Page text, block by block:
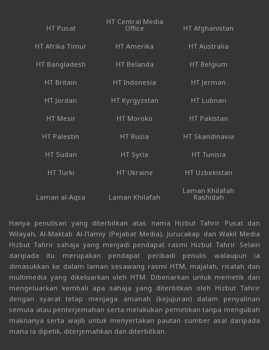
HT Pusat
HT Central Media
Office
HT Afghanistan
HT Afrika Timur
HT Amerika
HT Australia
HT Bangladesh
HT Belanda
HT Belgium
HT Britain
HT Indonesia
HT Jerman
HT Jordan
HT Kyrgyzstan
HT Lubnan
HT Mesir
HT Moroko
HT Pakistan
HT Palestin
HT Rusia
HT Skandinavia
HT Sudan
HT Syria
HT Tunisia
HT Turki
HT Ukraine HT Uzbekistan
Laman al-Aqsa Laman Khilafah
Laman Khilafah
Rashidah
Hanya penulisan yang diterbitkan atas nama Hizbut Tahrir Pusat dan
Wilayah, Al-Maktab Al-I'lamiy (Pejabat Media), Jurucakap dan Wakil Media
Hizbut Tahrir sahaja yang menjadi pendapat rasmi Hizbut Tahrir. Selain
daripada itu merupakan pendapat peribadi penulis walaupun ia
dimasukkan ke dalam laman sesawang rasmi HTM, majalah, risalah dan
multimedia yang dikeluarkan oleh HTM. Dibenarkan untuk memetik dan
mengeluarkan kembali apa sahaja yang diterbitkan oleh Hizbut Tahrir
dengan syarat tetap menjaga amanah (kejujuran) dalam penyalinan
semula atau penterjemahan serta melakukan pemetikan tanpa mengubah
maknanya serta wajib untuk menyertakan pautan sumber asal daripada
mana ia dipetik, diterjemahkan dan diterbitkan.